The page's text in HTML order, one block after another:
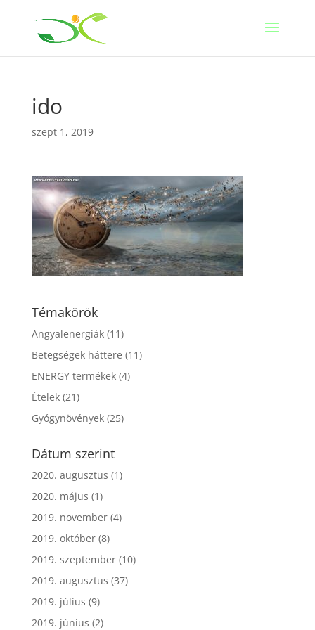
ido
szept 1, 2019
Témakörök
Angyalenergiák(11)
Betegségek háttere (11)
ENERGY termékek(4)
Ételek(21)
Gyógynövények(25)
Dátum szerint
2020. augusztus (1)
2020. május (1)
2019. november(4)
2019. október(8)
2019. szeptember(10)
2019. augusztus (37)
2019. július (9)
2019. június (2)